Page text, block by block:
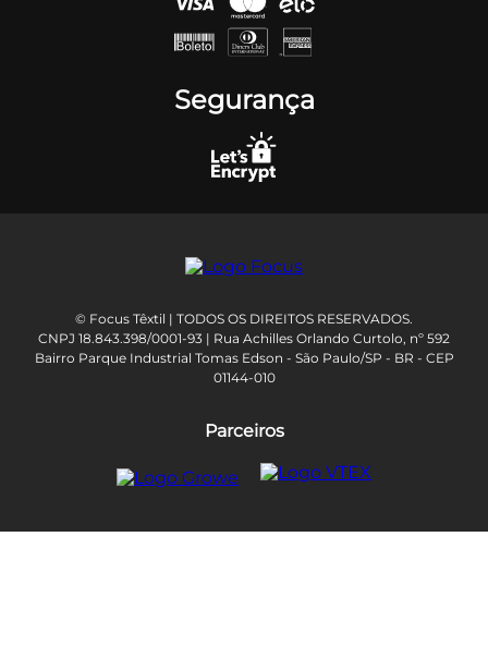
Segurança
© Focus Têxtil | TODOS OS DIREITOS RESERVADOS.
CNPJ 18.843.398/0001-93 | Rua Achilles Orlando Curtolo, nº 592
Bairro Parque Industrial Tomas Edson - São Paulo/SP - BR - CEP
01144-010
Parceiros